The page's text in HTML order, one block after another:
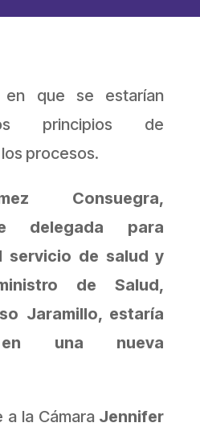
en que se estarían
principios de
procesos.
Consuegra,
delegada para
servicio de salud y
de Salud,
Jaramillo, estaría
en una nueva
a la CámaraJennifer